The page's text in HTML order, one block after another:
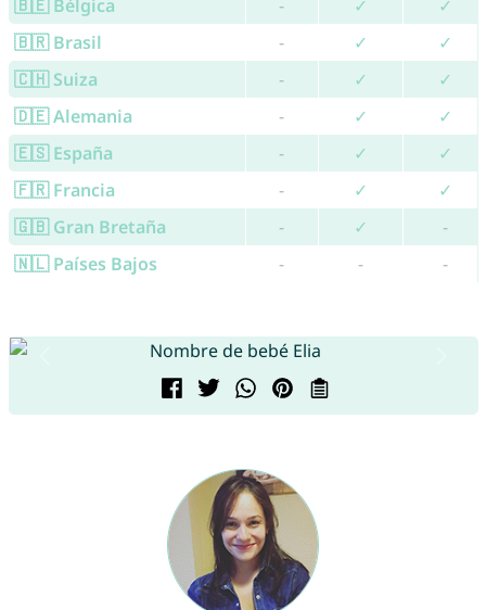
🇧🇪 Bélgica
- ✓
✓
🇧🇷 Brasil
- ✓
✓
🇨🇭 Suiza
- ✓
✓
🇩🇪 Alemania
- ✓
✓
🇪🇸 España
- ✓
✓
🇫🇷 Francia
- ✓
✓
🇬🇧 Gran Bretaña
- ✓
-
🇳🇱 Países Bajos
- - -